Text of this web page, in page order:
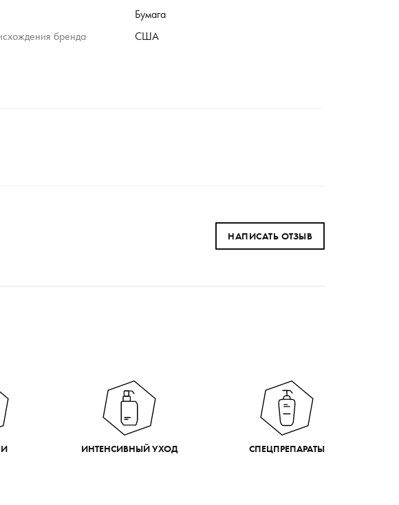
Бумага
бренда
США
НАПИСАТЬ ОТЗЫВ
ИНТЕНСИВНЫЙ УХОД СПЕЦПРЕПАРАТЫ